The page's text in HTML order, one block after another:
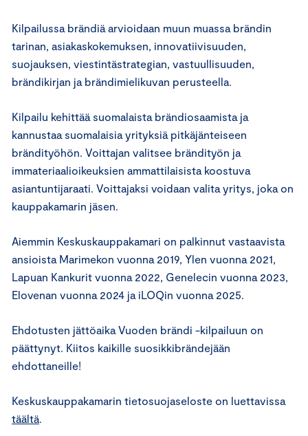
Kilpailussa brändiä arvioidaan muun muassa brändin
tarinan, asiakaskokemuksen, innovatiivisuuden,
suojauksen, viestintästrategian, vastuullisuuden,
brändikirjan ja brändimielikuvan perusteella.
Kilpailu kehittää suomalaista brändiosaamista ja
kannustaa suomalaisia yrityksiä pitkäjänteiseen
brändityöhön. Voittajan valitsee brändityön ja
immateriaalioikeuksien ammattilaisista koostuva
asiantuntijaraati. Voittajaksi voidaan valita yritys, joka on
kauppakamarin jäsen.
Aiemmin Keskuskauppakamari on palkinnut vastaavista
ansioista Marimekon vuonna 2019, Ylen vuonna 2021,
Lapuan Kankurit vuonna 2022, Genelecin vuonna 2023,
Elovenan vuonna 2024 ja iLOQin vuonna 2025.
Ehdotusten jättöaika Vuoden brändi -kilpailuun on
päättynyt. Kiitos kaikille suosikkibrändejään
ehdottaneille!
Keskuskauppakamarin tietosuojaseloste on luettavissa
täältä